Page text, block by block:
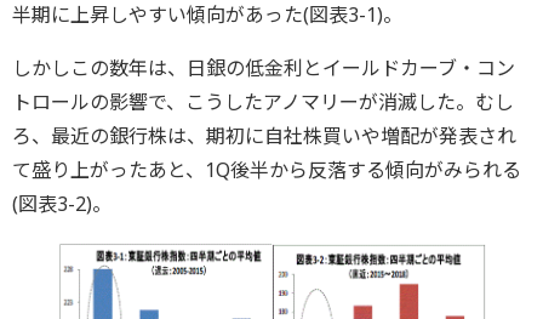
半期に上昇しやすい傾向があった(図表3-1)。
しかしこの数年は、日銀の低金利とイールドカーブ・コン
トロールの影響で、こうしたアノマリーが消滅した。むし
ろ、最近の銀行株は、期初に自社株買いや増配が発表され
て盛り上がったあと、1Q後半から反落する傾向がみられる
(図表3-2)。